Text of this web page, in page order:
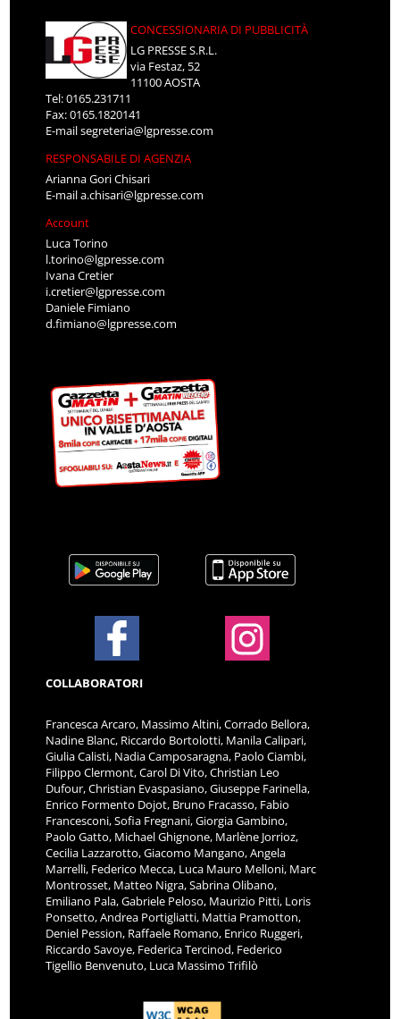
CONCESSIONARIA DI PUBBLICITÀ
LG PRESSE S.R.L.
via Festaz, 52
11100 AOSTA
Tel: 0165.231711
Fax: 0165.1820141
E-mailsegreteria@lgpresse.com
RESPONSABILE DI AGENZIA
Arianna Gori Chisari
E-maila.chisari@lgpresse.com
Account
Luca Torino
l.torino@lgpresse.com
Ivana Cretier
i.cretier@lgpresse.com
Daniele Fimiano
d.fimiano@lgpresse.com
COLLABORATORI
Francesca Arcaro, Massimo Altini, Corrado Bellora,
Nadine Blanc, Riccardo Bortolotti, Manila Calipari,
Giulia Calisti, Nadia Camposaragna, Paolo Ciambi,
Filippo Clermont, Carol Di Vito, Christian Leo
Dufour, Christian Evaspasiano, Giuseppe Farinella,
Enrico Formento Dojot, Bruno Fracasso, Fabio
Francesconi, Sofia Fregnani, Giorgia Gambino,
Paolo Gatto, Michael Ghignone, Marlène Jorrioz,
Cecilia Lazzarotto, Giacomo Mangano, Angela
Marrelli, Federico Mecca, Luca Mauro Melloni, Marc
Montrosset, Matteo Nigra, Sabrina Olibano,
Emiliano Pala, Gabriele Peloso, Maurizio Pitti, Loris
Ponsetto, Andrea Portigliatti, Mattia Pramotton,
Deniel Pession, Raffaele Romano, Enrico Ruggeri,
Riccardo Savoye, Federica Tercinod, Federico
Tigellio Benvenuto, Luca Massimo Trifilò